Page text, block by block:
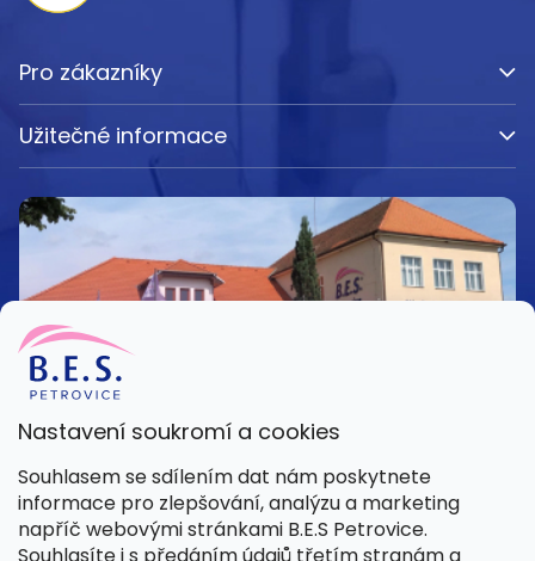
Nastavení soukromí a cookies
Souhlasem se sdílením dat nám poskytnete
informace pro zlepšování, analýzu a marketing
napříč webovými stránkami B.E.S Petrovice.
Pro zákazníky
Užitečné informace
Kamenná prodejna
Pondělí – Pátek 8:00 – 15:30
Petrovice 42, 262 55 Petrovice
Více informací